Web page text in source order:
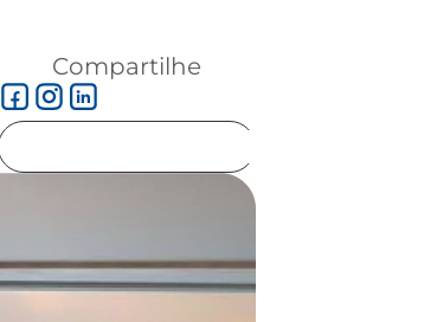
Compartilhe